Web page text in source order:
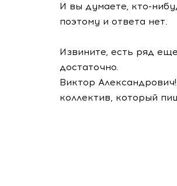
И вы думаете, кто-
поэтому и ответа нет.
Извините, есть ряд
достаточно.
Виктор
коллектив, который